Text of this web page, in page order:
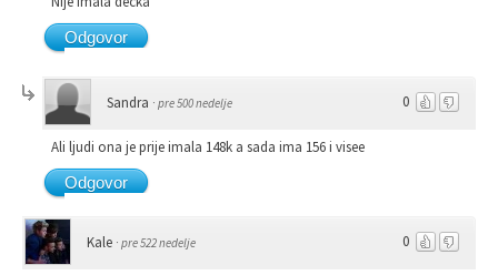
Odgovor
0
Sandra · pre 500 nedelje
Ali ljudi ona je prije imala 148k a sada ima 156 i visee
Odgovor
0
Kale · pre 522 nedelje